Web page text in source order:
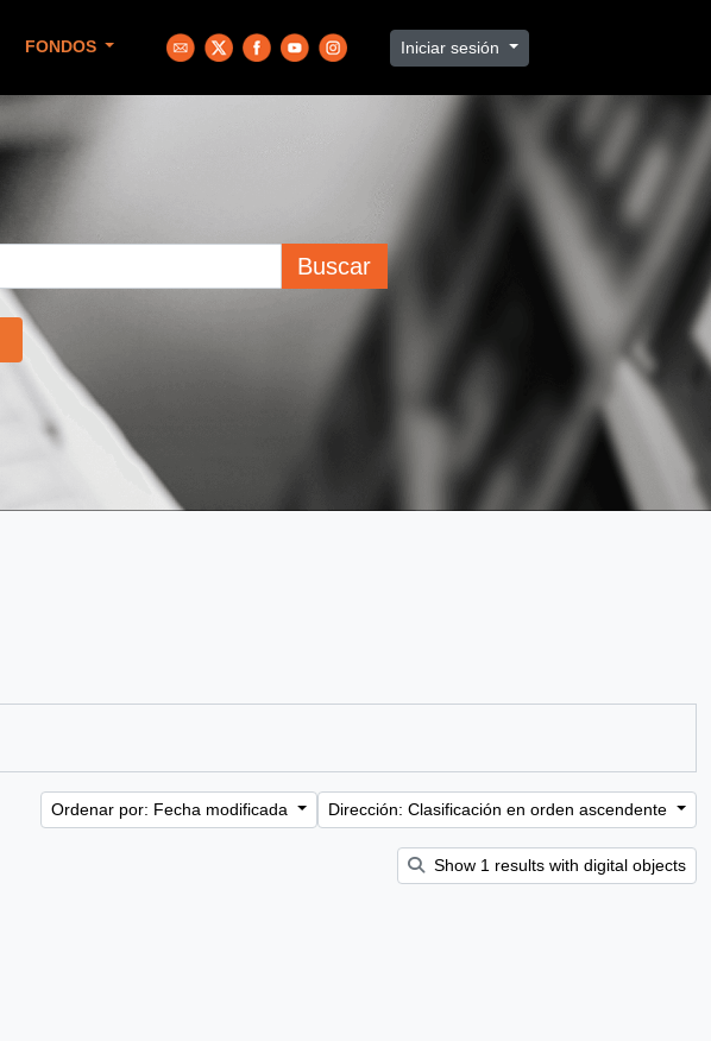
FONDOS Iniciar sesión
Buscar
Ordenar por: Fecha modificada Dirección: Clasificación en orden ascendente
Show 1 results with digital objects